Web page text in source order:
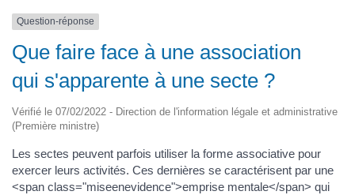
Question-réponse
Que faire face à une association
qui s'apparente à une secte ?
Vérifié le 07/02/2022 - Direction de l'information légale et administrative
(Première ministre)
Les sectes peuvent parfois utiliser la forme associative pour
exercer leurs activités. Ces dernières se caractérisent par une
<span class="miseenevidence">emprise mentale</span> qui